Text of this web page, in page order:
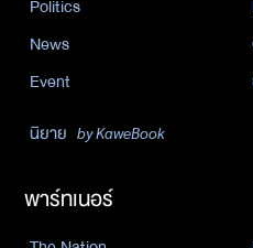
Politics
News
Event
นิยาย by KaweBook
พาร์ทเนอร์